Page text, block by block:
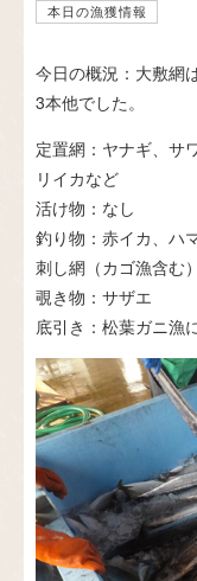
本日の漁獲情報
今日の概況：大敷
3本他でした。
定置網：ヤナギ、サ
リイカなど
活け物：なし
釣り物：赤イカ、ハ
刺し網（カゴ漁含む
覗き物：サザエ
底引き：松葉ガニ漁